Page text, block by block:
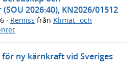
2026:40), KN2026/01512
· Remiss från Klimat- och
ny kärnkraft vid Sveriges